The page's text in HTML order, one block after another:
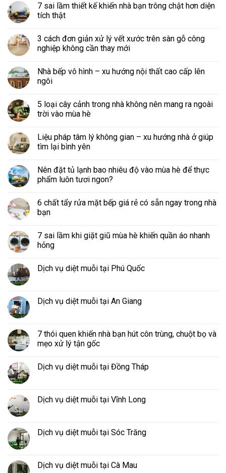
7 sai lầm thiết kế khiến nhà bạn trông chật hơn diện
tích thật
3 cách đơn giản xử lý vết xước trên sàn gỗ công
nghiệp không cần thay mới
Nhà bếp vô hình – xu hướng nội thất cao cấp lên
ngôi
5 loại cây cảnh trong nhà không nên mang ra ngoài
trời vào mùa hè
Liệu pháp tâm lý không gian – xu hướng nhà ở giúp
tìm lại bình yên
Nên đặt tủ lạnh bao nhiêu độ vào mùa hè để thực
phẩm luôn tươi ngon?
6 chất tẩy rửa mặt bếp giá rẻ có sẵn ngay trong nhà
bạn
7 sai lầm khi giặt giũ mùa hè khiến quần áo nhanh
hỏng
Dịch vụ diệt muỗi tại Phú Quốc
Dịch vụ diệt muỗi tại An Giang
7 thói quen khiến nhà bạn hút côn trùng, chuột bọ và
mẹo xử lý tận gốc
Dịch vụ diệt muỗi tại Đồng Tháp
Dịch vụ diệt muỗi tại Vĩnh Long
Dịch vụ diệt muỗi tại Sóc Trăng
Dịch vụ diệt muỗi tại Cà Mau